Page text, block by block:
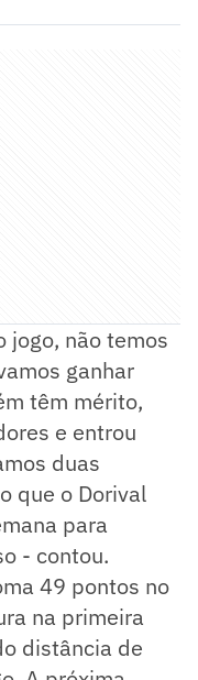
jogo, não temos
ganhar
têm mérito,
e entrou
duas
que o Dorival
para
- contou.
49 pontos no
na primeira
distância de